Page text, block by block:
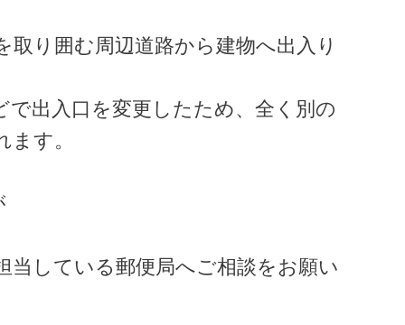
り囲む周辺道路から建物へ出入り
出入口を変更したため、全く別の
す。
している郵便局へご相談をお願い